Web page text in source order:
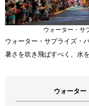
ウォーター・サ
ウォーター・サプライズ・
暑さを吹き飛ばすべく、水
ウォーター